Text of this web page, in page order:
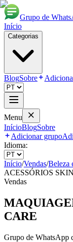
Grupo de
Início
Categorias
BlogSobre
Menu
InícioBlogSobre
Adicionar grupo
Idioma:
Início/Vendas/Beleza
ACESSÓRIOS
Vendas
CARE
Grupo de WhatsApp